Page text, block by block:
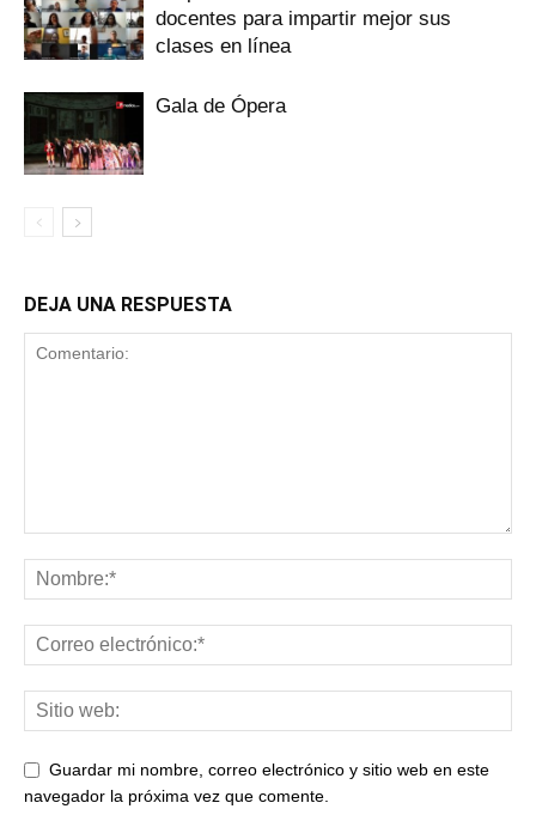
docentes para impartir mejor sus
clases en línea
Gala de Ópera
DEJA UNA RESPUESTA
Guardar mi nombre, correo electrónico y sitio web en este
navegador la próxima vez que comente.